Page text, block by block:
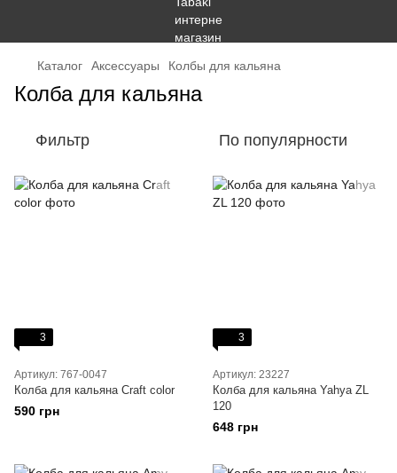
Каталог Аксессуары Колбы для кальяна
Колба для кальяна
Фильтр По популярности
3
Артикул: 767-0047
Колба для кальяна Craft color
590 грн
3
Артикул: 23227
Колба для кальяна Yahya ZL
120
648 грн